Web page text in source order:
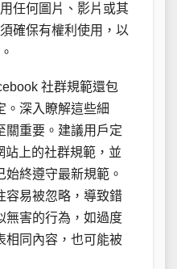
任何圖片、影片或其
確保有權利使用，以
社群規範還包
。深入瞭解這些細
關重要。建議用戶定
站上的社群規範，並
始終遵守最新規範。
容易被忽略，導致錯
無害的行為，如過度
相同內容，也可能被